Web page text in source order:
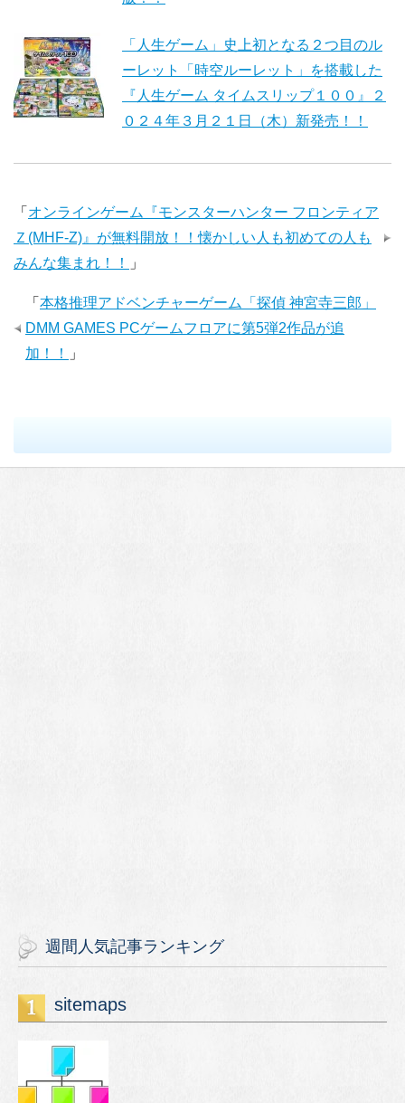
「人生ゲーム」史上初となる２つ目のル
ーレット「時空ルーレット」を搭載した
『人生ゲーム タイムスリップ１００』２
０２４年３月２１日（木）新発売！！
「 オンラインゲーム『モンスターハンター フロンティア
Ｚ(MHF-Z)』が無料開放！！懐かしい人も初めての人も
みんな集まれ！！
」
「 本格推理アドベンチャーゲーム「探偵 神宮寺三郎」
DMM GAMES PCゲームフロアに第5弾2作品が追
加！！
」
週間人気記事ランキング
sitemaps